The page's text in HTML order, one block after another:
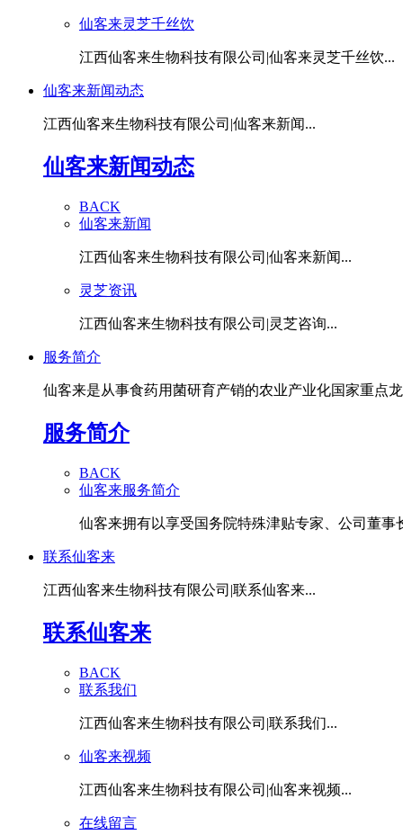
仙客来灵芝千丝饮
江西仙客来生物科技有限公司|仙客来灵芝千丝饮...
仙客来新闻动态
江西仙客来生物科技有限公司|仙客来新闻...
仙客来新闻动态
BACK
仙客来新闻
江西仙客来生物科技有限公司|仙客来新闻...
灵芝资讯
江西仙客来生物科技有限公司|灵芝咨询...
服务简介
仙客来是从事食药用菌研育产销的农业产业化国家重点
服务简介
BACK
仙客来服务简介
仙客来拥有以享受国务院特殊津贴专家、公司董事
联系仙客来
江西仙客来生物科技有限公司|联系仙客来...
联系仙客来
BACK
联系我们
江西仙客来生物科技有限公司|联系我们...
仙客来视频
江西仙客来生物科技有限公司|仙客来视频...
在线留言